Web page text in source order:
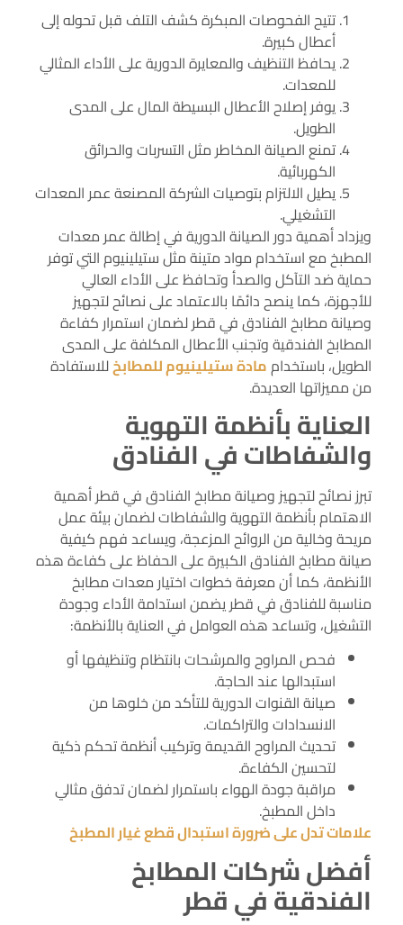
تتيح الفحوصات المبكرة كشف التلف قبل تحوله إلى
أعطال كبيرة.
يحافظ التنظيف والمعايرة الدورية على الأداء المثالي
للمعدات.
يوفر إصلاح الأعطال البسيطة المال على المدى
الطويل.
تمنع الصيانة المخاطر مثل التسربات والحرائق
الكهربائية.
يطيل الالتزام بتوصيات الشركة المصنعة عمر المعدات
التشغيلي.
ويزداد أهمية دور الصيانة الدورية في إطالة عمر معدات
المطبخ مع استخدام مواد متينة مثل ستيلينيوم التي توفر
حماية ضد التآكل والصدأ وتحافظ على الأداء العالي
للأجهزة، كما ينصح دائمًا بالاعتماد على نصائح لتجهيز
وصيانة مطابخ الفنادق في قطر لضمان استمرار كفاءة
المطابخ الفندقية وتجنب الأعطال المكلفة على المدى
الطويل، باستخداممادة ستيلينيوم للمطابخللاستفادة
من مميزاتها العديدة.
العناية بأنظمة التهوية
والشفاطات في الفنادق
تبرز نصائح لتجهيز وصيانة مطابخ الفنادق في قطر أهمية
الاهتمام بأنظمة التهوية والشفاطات لضمان بيئة عمل
مريحة وخالية من الروائح المزعجة، ويساعد فهم كيفية
صيانة مطابخ الفنادق الكبيرة على الحفاظ على كفاءة هذه
الأنظمة، كما أن معرفة خطوات اختيار معدات مطابخ
مناسبة للفنادق في قطر يضمن استدامة الأداء وجودة
التشغيل، وتساعد هذه العوامل في العناية بالأنظمة:
فحص المراوح والمرشحات بانتظام وتنظيفها أو
استبدالها عند الحاجة.
صيانة القنوات الدورية للتأكد من خلوها من
الانسدادات والتراكمات.
تحديث المراوح القديمة وتركيب أنظمة تحكم ذكية
لتحسين الكفاءة.
مراقبة جودة الهواء باستمرار لضمان تدفق مثالي
داخل المطبخ.
علامات تدل على ضرورة استبدال قطع غيار المطبخ
أفضل شركات المطابخ
الفندقية في قطر